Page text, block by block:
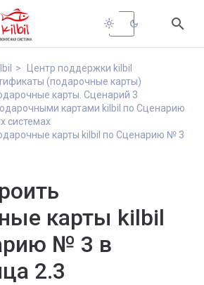
light_mode dark_mode 
Центр поддержки kilbil
(подарочные карты)
карты. Сценарий 3
картами kilbil по Сценарию
системах
карты kilbil по Сценарию № 3
карты kilbil
№ 3 в
2.3